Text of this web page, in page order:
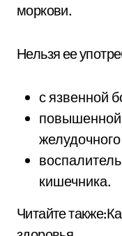
моркови.
Нельзя ее
с язвенной
повышенной
кишечника.
Читайте